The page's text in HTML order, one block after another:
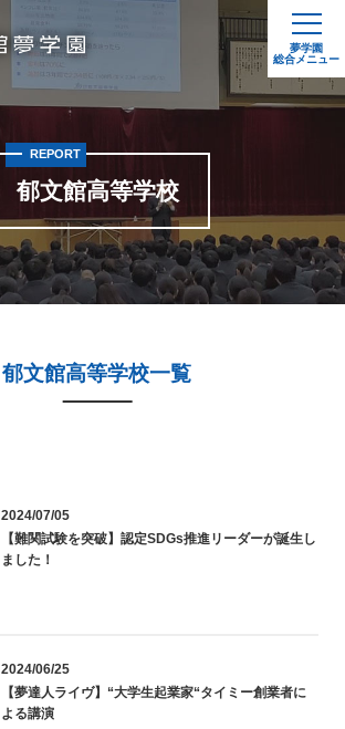
夢学園
総合メニュー
郁文館高等学校
REPORT
郁文館高等学校一覧
2024/07/05
【難関試験を突破】認定SDGs推進リーダーが誕生し
ました！
2024/06/25
【夢達人ライヴ】“大学生起業家“タイミー創業者に
よる講演